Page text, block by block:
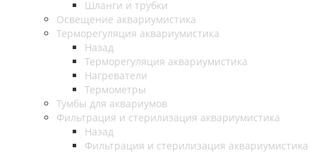
Шланги и трубки
Освещение аквариумистика
Терморегуляция аквариумистика
Назад
Терморегуляция аквариумистика
Нагреватели
Термометры
Тумбы для аквариумов
Фильтрация и стерилизация аквариумистика
Назад
Фильтрация и стерилизация аквариумистика